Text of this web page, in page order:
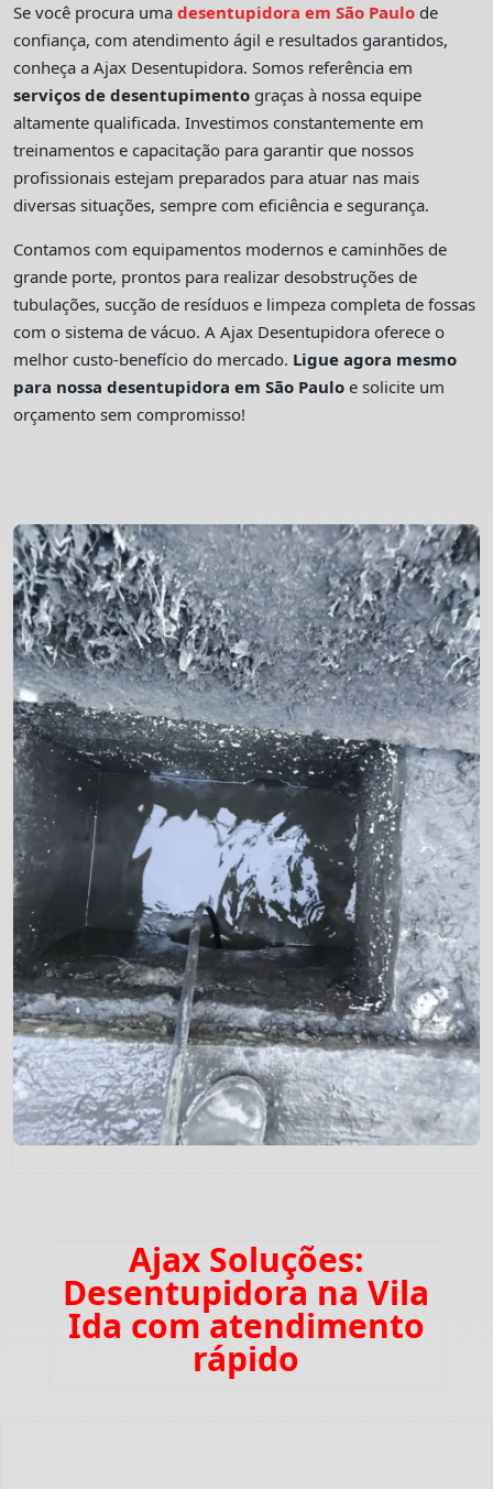
Se você procura umadesentupidora em São Paulo de
confiança, com atendimento ágil e resultados garantidos,
conheça a Ajax Desentupidora. Somos referência em
serviços de desentupimento graças à nossa equipe
altamente qualificada. Investimos constantemente em
treinamentos e capacitação para garantir que nossos
profissionais estejam preparados para atuar nas mais
diversas situações, sempre com eficiência e segurança.
Contamos com equipamentos modernos e caminhões de
grande porte, prontos para realizar desobstruções de
tubulações, sucção de resíduos e limpeza completa de fossas
com o sistema de vácuo. A Ajax Desentupidora oferece o
melhor custo-benefício do mercado. Ligue agora mesmo
para nossa desentupidora em São Paulo e solicite um
orçamento sem compromisso!
Ajax Soluções:
Desentupidora na Vila
Ida com atendimento
rápido